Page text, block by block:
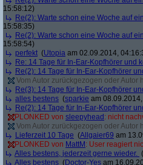
15:58:12)
Re(2): Warte schon eine Woche auf
15:58:35)
Re(2): Warte schon eine Woche auf
15:58:54)
perfekt (Utopia am 02.09.2014,
Re: 14 Tage für In-Ear-Kopfhörer und
Re(2): 14 Tage für In-Ear-Kopfhörer
Vom Autor zurückgezogen oder
Re(3): 14 Tage für In-Ear-Kopfhörer
alles bestens (sparkie am
Re(2): 14 Tage für In-Ear-Kopfhörer
PLONKED von sleepyhead : nicht
Vom Autor zurückgezogen oder
Lieferzeit 10 Tage (Allgaier69 am
PLONKED von MattM : User reagiert
Alles bestens, jederzeit gerne wieder. (
Alles bestens (Doctor-Yes am